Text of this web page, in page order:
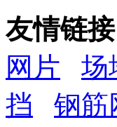
友情链
网片
场
挡
钢筋